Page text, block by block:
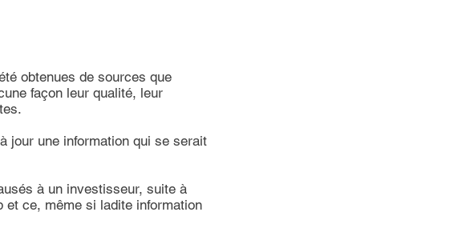
obtenues de sources que
façon leur qualité, leur
jour une information qui se serait
à un investisseur, suite à
et ce, même si ladite information